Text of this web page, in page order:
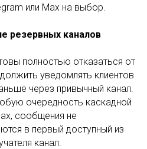
или Max на выбор.
резервных каналов
полностью отказаться от
уведомлять клиентов
через привычный канал.
очередность каскадной
сообщения не
в первый доступный из
канал.